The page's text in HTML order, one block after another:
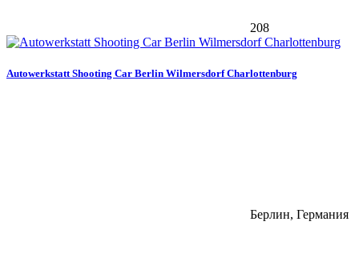
208
Autowerkstatt Shooting Car Berlin Wilmersdorf Charlottenburg
Берлин, Германия